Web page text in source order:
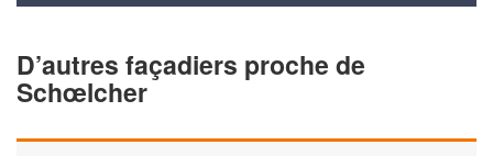
D’autres façadiers proche de
Schœlcher